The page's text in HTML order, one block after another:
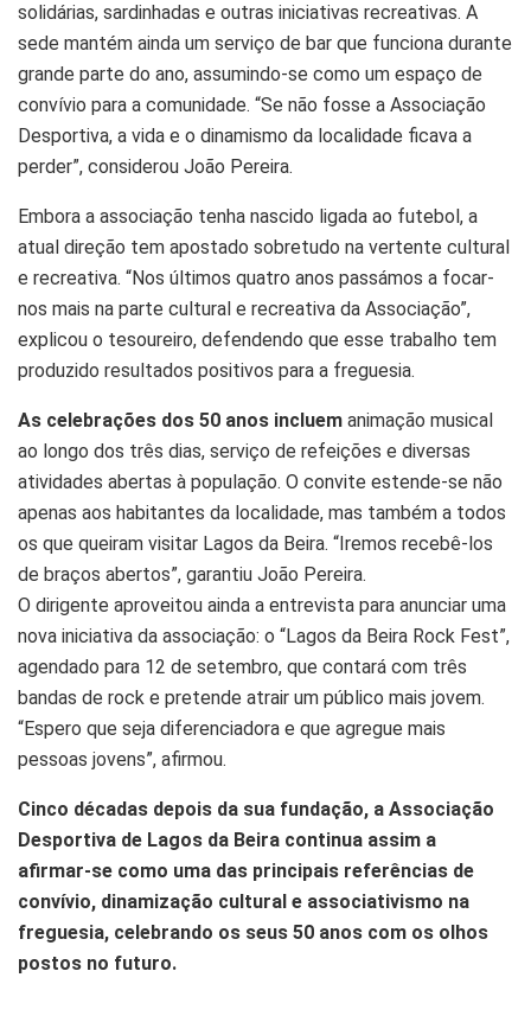
solidárias, sardinhadas e outras iniciativas recreativas. A
sede mantém ainda um serviço de bar que funciona durante
grande parte do ano, assumindo-se como um espaço de
convívio para a comunidade. “Se não fosse a Associação
Desportiva, a vida e o dinamismo da localidade ficava a
perder”, considerou João Pereira.
Embora a associação tenha nascido ligada ao futebol, a
atual direção tem apostado sobretudo na vertente cultural
e recreativa. “Nos últimos quatro anos passámos a focar-
nos mais na parte cultural e recreativa da Associação”,
explicou o tesoureiro, defendendo que esse trabalho tem
produzido resultados positivos para a freguesia.
As celebrações dos 50 anos incluem animação musical
ao longo dos três dias, serviço de refeições e diversas
atividades abertas à população. O convite estende-se não
apenas aos habitantes da localidade, mas também a todos
os que queiram visitar Lagos da Beira. “Iremos recebê-los
de braços abertos”, garantiu João Pereira.
O dirigente aproveitou ainda a entrevista para anunciar uma
nova iniciativa da associação: o “Lagos da Beira Rock Fest”,
agendado para 12 de setembro, que contará com três
bandas de rock e pretende atrair um público mais jovem.
“Espero que seja diferenciadora e que agregue mais
pessoas jovens”, afirmou.
Cinco décadas depois da sua fundação, a Associação
Desportiva de Lagos da Beira continua assim a
afirmar-se como uma das principais referências de
convívio, dinamização cultural e associativismo na
freguesia, celebrando os seus 50 anos com os olhos
postos no futuro.